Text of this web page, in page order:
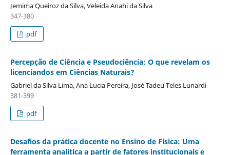
Jemima Queiroz da Silva, Veleida Anahi da Silva
347-380
pdf
Percepção de Ciência e Pseudociência: O que revelam os
licenciandos em Ciências Naturais?
Gabriel da Silva Lima, Ana Lucia Pereira, José Tadeu Teles Lunardi
381-399
pdf
Desafios da prática docente no Ensino de Física: Uma
ferramenta analítica a partir de fatores institucionais e